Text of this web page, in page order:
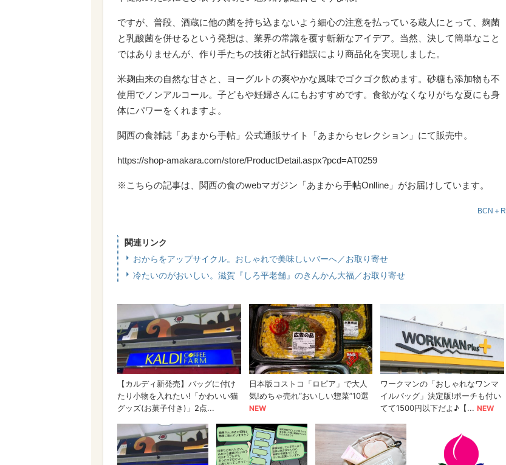
ですが、普段、酒蔵に他の菌を持ち込まないよう細心の注意を払っている蔵人にとって、麹菌
と乳酸菌を併せるという発想は、業界の常識を覆す斬新なアイデア。当然、決して簡単なこと
ではありませんが、作り手たちの技術と試行錯誤により商品化を実現しました。
米麹由来の自然な甘さと、ヨーグルトの爽やかな風味でゴクゴク飲めます。砂糖も添加物も不
使用でノンアルコール。子どもや妊婦さんにもおすすめです。食欲がなくなりがちな夏にも身
体にパワーをくれますよ。
関西の食雑誌「あまから手帖」公式通販サイト「あまからセレクション」にて販売中。
https://shop-amakara.com/store/ProductDetail.aspx?pcd=AT0259
※こちらの記事は、関西の食のwebマガジン「あまから手帖Onlline」がお届けしています。
BCN＋R
関連リンク
おからをアップサイクル。おしゃれで美味しいバーへ／お取り寄せ
冷たいのがおいしい。滋賀『しろ平老舗』のきんかん大福／お取り寄せ